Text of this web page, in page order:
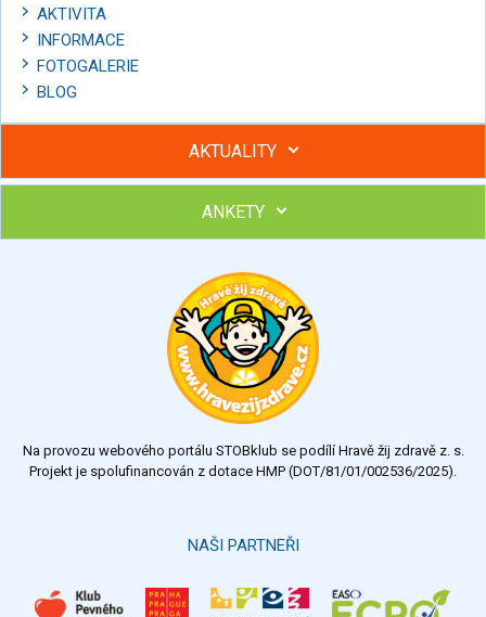
AKTIVITA
INFORMACE
FOTOGALERIE
BLOG
AKTUALITY
Hubněte s podporou lektorky a skupiny v kurzech STOBu
Chcete poradit s hubnutím? Najděte si odborníka STOBu ve
ANKETY
Výsledky Všechny ankety
Na provozu webového portálu STOBklub se podílí Hravě žij zdravě z. s.
Projekt je spolufinancován z dotace HMP (DOT/81/01/002536/2025).
NAŠI PARTNEŘI